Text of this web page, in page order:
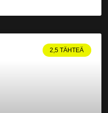
2,5 TÄHTEÄ